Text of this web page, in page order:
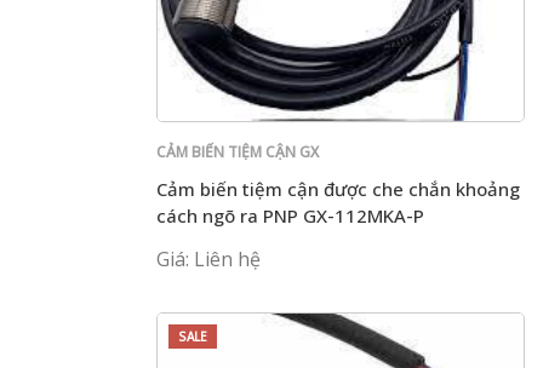
CẢM BIẾN TIỆM CẬN GX
Cảm biến tiệm cận được che chắn khoảng
cách ngõ ra PNP GX-112MKA-P
Giá: Liên hệ
SALE